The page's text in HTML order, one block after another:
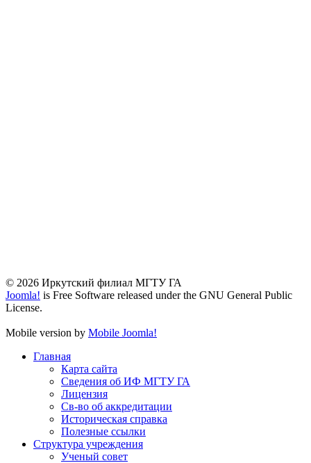
© 2026 Иркутский филиал МГТУ ГА
Joomla! is Free Software released under the GNU General Public
License.
Mobile version by Mobile Joomla!
Главная
Карта сайта
Сведения об ИФ МГТУ ГА
Лицензия
Св-во об аккредитации
Историческая справка
Полезные ссылки
Структура учреждения
Ученый совет